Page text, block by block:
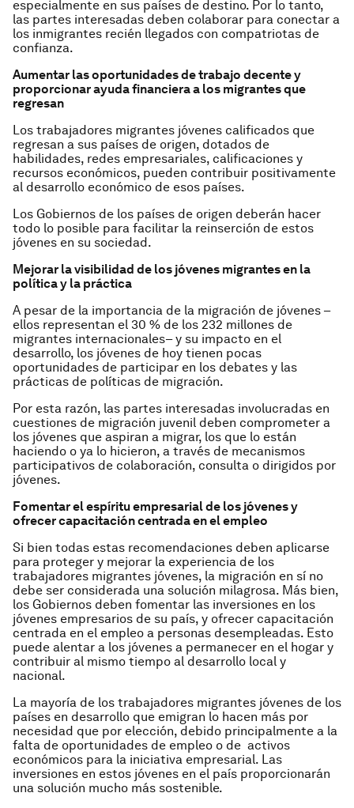
especialmente en sus países de destino. Por lo tanto,
las partes interesadas deben colaborar para conectar a
los inmigrantes recién llegados con compatriotas de
confianza.
Aumentar las oportunidades de trabajo decente y
proporcionar ayuda financiera a los migrantes que
regresan
Los trabajadores migrantes jóvenes calificados que
regresan a sus países de origen, dotados de
habilidades, redes empresariales, calificaciones y
recursos económicos, pueden contribuir positivamente
al desarrollo económico de esos países.
Los Gobiernos de los países de origen deberán hacer
todo lo posible para facilitar la reinserción de estos
jóvenes en su sociedad.
Mejorar la visibilidad de los jóvenes migrantes en la
política y la práctica
A pesar de la importancia de la migración de jóvenes –
ellos representan el 30 % de los 232 millones de
migrantes internacionales– y su impacto en el
desarrollo, los jóvenes de hoy tienen pocas
oportunidades de participar en los debates y las
prácticas de políticas de migración.
Por esta razón, las partes interesadas involucradas en
cuestiones de migración juvenil deben comprometer a
los jóvenes que aspiran a migrar, los que lo están
haciendo o ya lo hicieron, a través de mecanismos
participativos de colaboración, consulta o dirigidos por
jóvenes.
Fomentar el espíritu empresarial de los jóvenes y
ofrecer capacitación centrada en el empleo
Si bien todas estas recomendaciones deben aplicarse
para proteger y mejorar la experiencia de los
trabajadores migrantes jóvenes, la migración en sí no
debe ser considerada una solución milagrosa. Más bien,
los Gobiernos deben fomentar las inversiones en los
jóvenes empresarios de su país, y ofrecer capacitación
centrada en el empleo a personas desempleadas. Esto
puede alentar a los jóvenes a permanecer en el hogar y
contribuir al mismo tiempo al desarrollo local y
nacional.
La mayoría de los trabajadores migrantes jóvenes de los
países en desarrollo que emigran lo hacen más por
necesidad que por elección, debido principalmente a la
falta de oportunidades de empleo o de activos
económicos para la iniciativa empresarial. Las
inversiones en estos jóvenes en el país proporcionarán
una solución mucho más sostenible.